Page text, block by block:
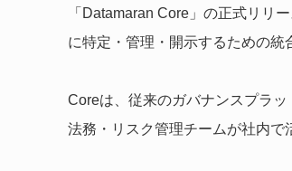
「Datamaran Core」の正式リリ
に特定・管理・開示するための統
Coreは、従来のガバナンスプラ
法務・リスク管理チームが社内で